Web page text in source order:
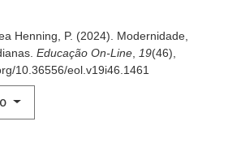
Henning, P. (2024). Modernidade,
Educação On-Line, 19(46),
10.36556/eol.v19i46.1461